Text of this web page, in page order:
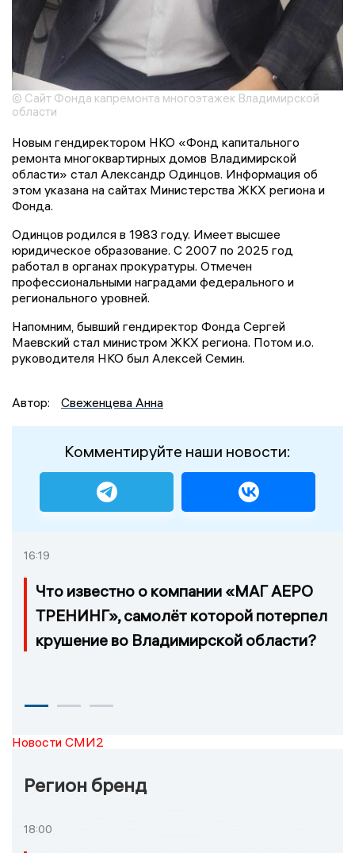
© Сайт Фонда капремонта многоэтажек Владимирской
области
Новым гендиректором НКО «Фонд капитального
ремонта многоквартирных домов Владимирской
области» стал Александр Одинцов. Информация об
этом указана на сайтах Министерства ЖКХ региона и
Фонда.
Одинцов родился в 1983 году. Имеет высшее
юридическое образование. С 2007 по 2025 год
работал в органах прокуратуры. Отмечен
профессиональными наградами федерального и
регионального уровней.
Напомним, бывший гендиректор Фонда Сергей
Маевский стал министром ЖКХ региона. Потом и.о.
руководителя НКО был Алексей Семин.
Автор: Свеженцева Анна
Комментируйте наши новости:
16:19
Что известно о компании «МАГ АЕРО
ТРЕНИНГ», самолёт которой потерпел
крушение во Владимирской области?
Новости СМИ2
Регион бренд
18:00